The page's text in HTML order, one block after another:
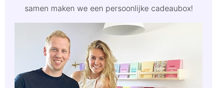
samen maken we een persoonlijke cadeaubox!